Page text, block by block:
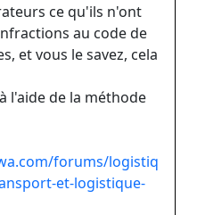
ce qu'ils n'ont
au code de
et vous le savez, cela
l'aide de la méthode
forums/logistiq
et-logistique-